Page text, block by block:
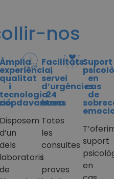
nos
Àmplia
experiència,
qualitat
i
tecnologia
Disposem
d’un
dels
laboratoris
de
Facilitats
i
servei
d’urgències
24
hores
Totes
les
consultes
i
proves
Suport
en
cas
de
suport
en